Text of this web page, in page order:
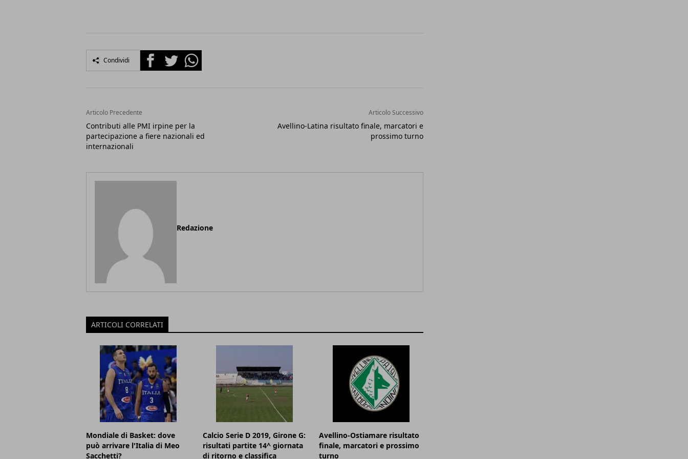
Condividi FacebookTwitterWhatsapp
Articolo Precedente
Contributi alle PMI irpine per la
partecipazione a fiere nazionali ed
internazionali
Articolo Successivo
Avellino-Latina risultato finale, marcatori e
prossimo turno
Redazione
ARTICOLI CORRELATI
Mondiale di Basket: dove
può arrivare l'Italia di Meo
Sacchetti?
Calcio Serie D 2019, Girone G:
risultati partite 14^ giornata
di ritorno e classifica
Avellino-Ostiamare risultato
finale, marcatori e prossimo
turno